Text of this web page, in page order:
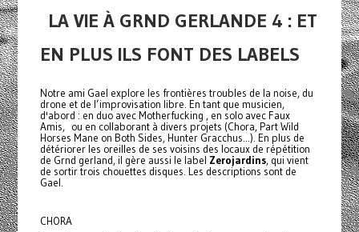
LA VIE À GRND GERLANDE 4 : ET
EN PLUS ILS FONT DES LABELS
Notre ami Gael explore les frontières troubles de la noise, du
drone et de l’improvisation libre. En tant que musicien,
d'abord : en duo avec Motherfucking , en solo avec Faux
Amis, ou en collaborant à divers projets (Chora, Part Wild
Horses Mane on Both Sides, Hunter Gracchus...). En plus de
détériorer les oreilles de ses voisins des locaux de répétition
de Grnd gerland, il gère aussi le label Zerojardins, qui vient
de sortir trois chouettes disques. Les descriptions sont de
Gael.
CHORA